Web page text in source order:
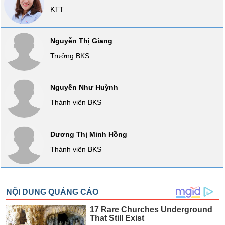
KTT
Nguyễn Thị Giang
Trưởng BKS
Nguyễn Như Huỳnh
Thành viên BKS
Dương Thị Minh Hồng
Thành viên BKS
SÓC
SỨC
KHỎE
TÀI
CHÍNH
CÔNG
NGHỆ
THÔNG
DỊCH